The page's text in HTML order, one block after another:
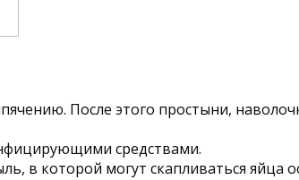
После этого простыни,
средствами.
в которой могут скапливаться яйца